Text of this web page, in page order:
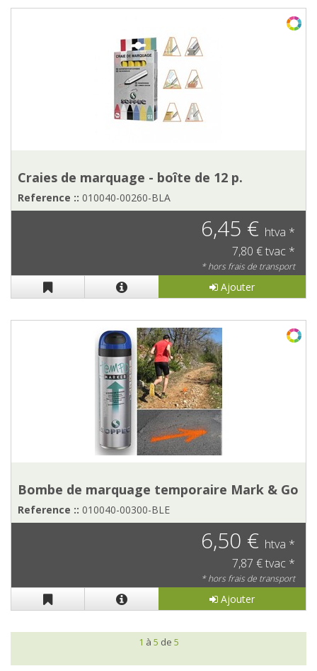
Craies de marquage - boîte de 12 p.
Reference :: 010040-00260-BLA
6,45 € htva *
7,80 € tvac *
* hors frais de transport
Ajouter
Bombe de marquage temporaire Mark & Go
Reference :: 010040-00300-BLE
6,50 € htva *
7,87 € tvac *
* hors frais de transport
Ajouter
1 à 5 de 5